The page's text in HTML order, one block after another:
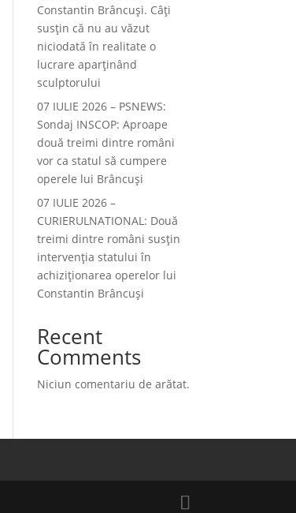
Constantin Brâncuși. Câți
susțin că nu au văzut
niciodată în realitate o
lucrare aparținând
sculptorului
07 IULIE 2026 – PSNEWS:
Sondaj INSCOP: Aproape
două treimi dintre români
vor ca statul să cumpere
operele lui Brâncuși
07 IULIE 2026 –
CURIERULNATIONAL: Două
treimi dintre români susțin
intervenția statului în
achiziționarea operelor lui
Constantin Brâncuși
Recent
Comments
Niciun comentariu de arătat.